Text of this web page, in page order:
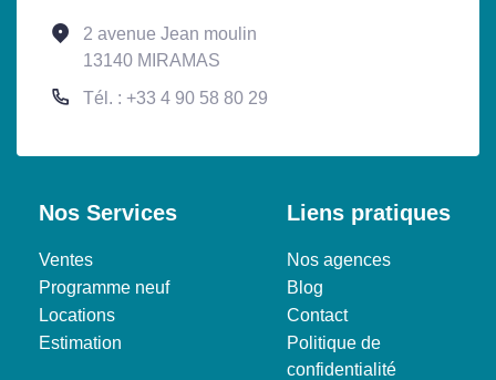
2 avenue Jean moulin
13140 MIRAMAS
Tél. : +33 4 90 58 80 29
Nos Services
Ventes
Programme neuf
Locations
Estimation
Liens pratiques
Nos agences
Blog
Contact
Politique de
confidentialité